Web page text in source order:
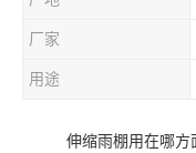
厂家
用途
伸缩雨棚用在哪方